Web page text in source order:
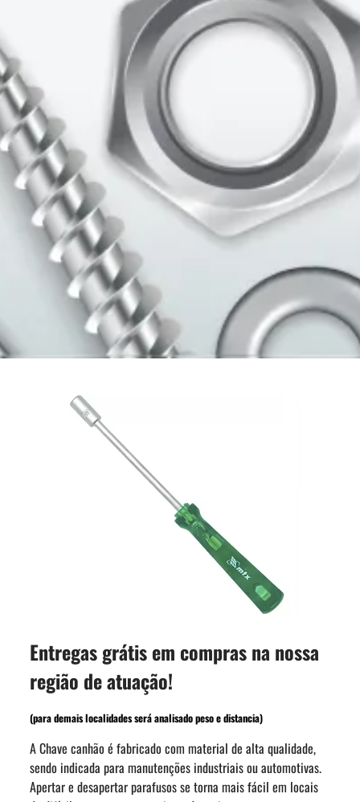
Entregas grátis em compras na nossa
região de atuação!
(para demais localidades será analisado peso e distancia)
A Chave canhão é fabricado com material de alta qualidade,
sendo indicada para manutenções industriais ou automotivas.
Apertar e desapertar parafusos se torna mais fácil em locais